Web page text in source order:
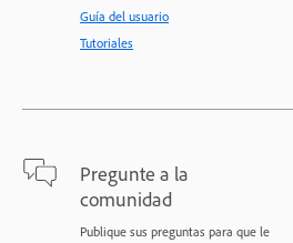
Guía del usuario
Tutoriales
Pregunte a la
comunidad
Publique sus preguntas para que le